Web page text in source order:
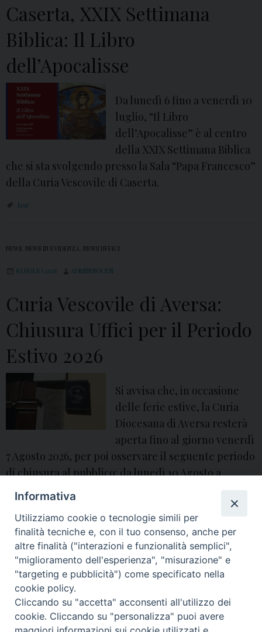
e
r
l
a
o
n
c
e
d
e
o
g
a
z
n
i
d
e
l
a
Caserta, XXIX Settimana
Biblica: Il Libro
dell’Apocalisse
Da lunedì 6 fino a venerdì 10
luglio, “Il Libro
dell’Apocalisse” è al centro
della XXIX Settimana Biblica
che si sta svolgendo presso la Sala “Papa Francesco”
della Curia Vescovile di Caserta.
Issr
NEWS NEWS IN EVIDENZA NEWS UFFICI
8 LUGLIO 2026 ADMINDIOCESI
Curia Vescovile di Aversa:
Chiusura Uffici per il Periodo
Estivo 2026
Si avvisa che, in occasione
delle ferie estive, la Curia
Diocesana di Aversa resterà
aperta fino al giorno venerdì
7 Agosto 2026, per poi osservare il seguente periodo
di chiusura al pubblico: da lunedì 10 Agosto a
venerdì 28 Agosto 2026. La riapertura degli uffici
Pagina successiva »
© 2018 Diocesi di Aversa
Informativa
Utilizziamo cookie o tecnologie simili per
finalità tecniche e, con il tuo consenso, anche per
altre finalità ("interazioni e funzionalità semplici",
"miglioramento dell'esperienza", "misurazione" e
"targeting e pubblicità") come specificato nella
cookie policy.
Cliccando su "accetta" acconsenti all'utilizzo dei
cookie. Cliccando su "personalizza" puoi avere